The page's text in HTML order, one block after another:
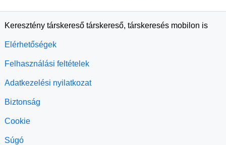
Keresztény társkereső társkereső, társkeresés mobilon is
Elérhetőségek
Felhasználási feltételek
Adatkezelési nyilatkozat
Biztonság
Cookie
Súgó